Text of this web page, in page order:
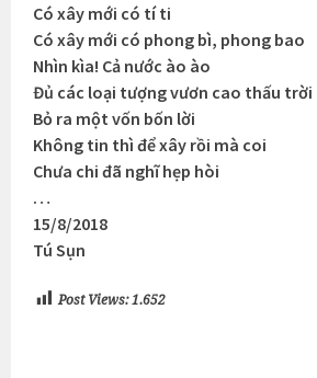
Có xây mới có tí ti
Có xây mới có phong bì, phong bao
Nhìn kìa! Cả nước ào ào
Đủ các loại tượng vươn cao thấu trời
Bỏ ra một vốn bốn lời
Không tin thì để xây rồi mà coi
Chưa chi đã nghĩ hẹp hòi
…
15/8/2018
Tú Sụn
Post Views: 1.652